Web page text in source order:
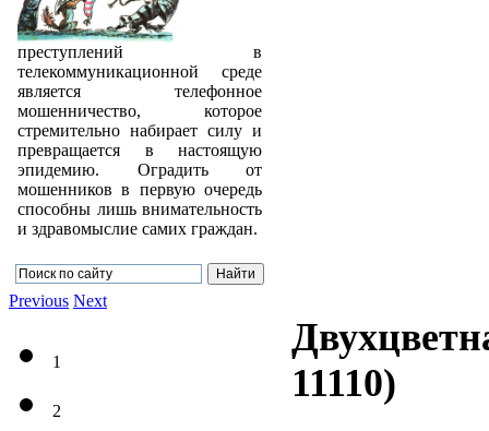
преступлений в
телекоммуникационной среде
является телефонное
мошенничество, которое
стремительно набирает силу и
превращается в настоящую
эпидемию. Оградить от
мошенников в первую очередь
способны лишь внимательность
и здравомыслие самих граждан.
11110)
Previous Next
1
2